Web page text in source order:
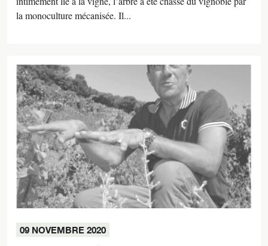
la monoculture mécanisée. Il...
09 NOVEMBRE 2020